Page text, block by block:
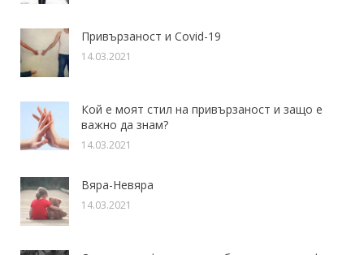
Привързаност и Covid-19
14.03.2021
Кой е моят стил на привързаност и защо е
важно да знам?
14.03.2021
Вяра-Невяра
14.03.2021